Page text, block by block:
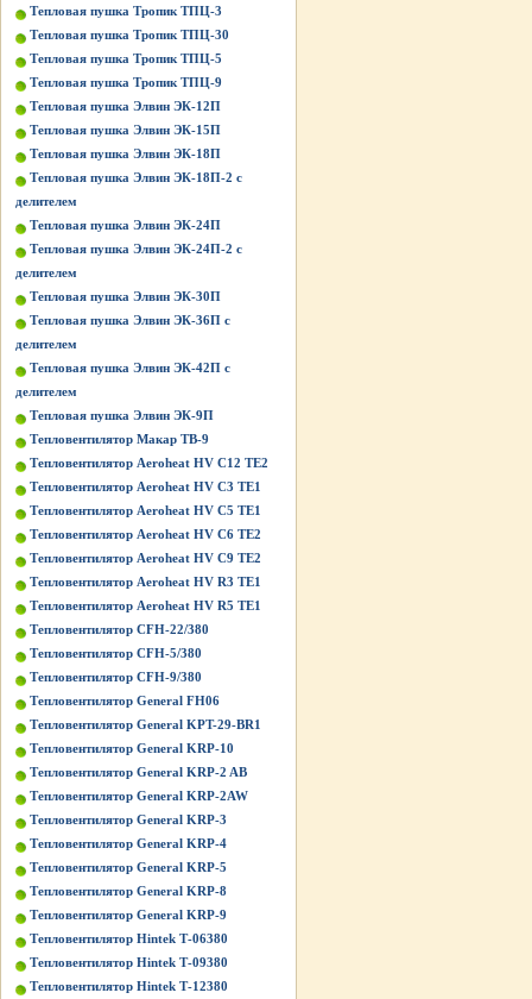
Тепловая пушка Тропик ТПЦ-3
Тепловая пушка Тропик ТПЦ-30
Тепловая пушка Тропик ТПЦ-5
Тепловая пушка Тропик ТПЦ-9
Тепловая пушка Элвин ЭК-12П
Тепловая пушка Элвин ЭК-15П
Тепловая пушка Элвин ЭК-18П
Тепловая пушка Элвин ЭК-18П-2 с
делителем
Тепловая пушка Элвин ЭК-24П
Тепловая пушка Элвин ЭК-24П-2 с
делителем
Тепловая пушка Элвин ЭК-30П
Тепловая пушка Элвин ЭК-36П с
делителем
Тепловая пушка Элвин ЭК-42П с
делителем
Тепловая пушка Элвин ЭК-9П
Тепловентилятор Макар ТВ-9
Тепловентилятор Aeroheat HV C12 TE2
Тепловентилятор Aeroheat HV C3 TE1
Тепловентилятор Aeroheat HV C5 TE1
Тепловентилятор Aeroheat HV C6 TE2
Тепловентилятор Aeroheat HV C9 TE2
Тепловентилятор Aeroheat HV R3 TE1
Тепловентилятор Aeroheat HV R5 TE1
Тепловентилятор CFH-22/380
Тепловентилятор CFH-5/380
Тепловентилятор CFH-9/380
Тепловентилятор General FH06
Тепловентилятор General KPT-29-BR1
Тепловентилятор General KRP-10
Тепловентилятор General KRP-2 AB
Тепловентилятор General KRP-2AW
Тепловентилятор General KRP-3
Тепловентилятор General KRP-4
Тепловентилятор General KRP-5
Тепловентилятор General KRP-8
Тепловентилятор General KRP-9
Тепловентилятор Hintek Т-06380
Тепловентилятор Hintek Т-09380
Тепловентилятор Hintek Т-12380